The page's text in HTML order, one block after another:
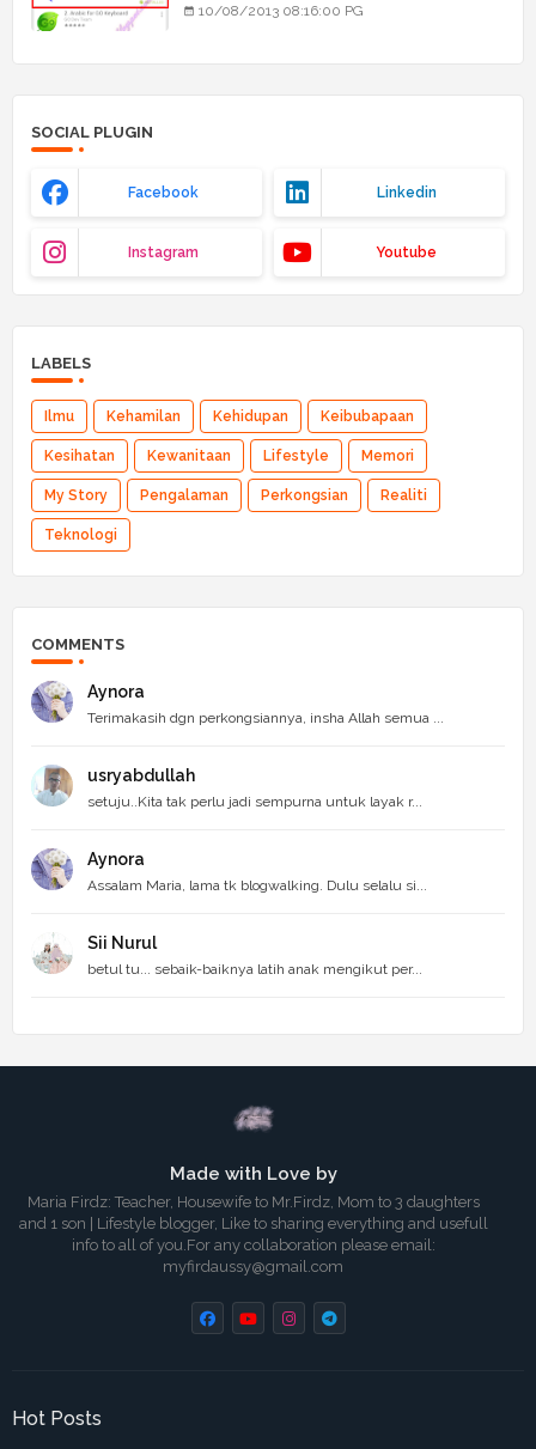
10/08/2013 08:16:00 PG
SOCIAL PLUGIN
Facebook Linkedin
Instagram Youtube
LABELS
Ilmu Kehamilan Kehidupan Keibubapaan
Kesihatan Kewanitaan Lifestyle Memori
My Story Pengalaman Perkongsian Realiti
Teknologi
COMMENTS
Aynora
Terimakasih dgn perkongsiannya, insha Allah semua ...
usryabdullah
setuju..Kita tak perlu jadi sempurna untuk layak r...
Aynora
Assalam Maria, lama tk blogwalking. Dulu selalu si...
Sii Nurul
betul tu... sebaik-baiknya latih anak mengikut per...
Made with Love by
Maria Firdz: Teacher, Housewife to Mr.Firdz, Mom to 3 daughters
and 1 son | Lifestyle blogger, Like to sharing everything and usefull
info to all of you.For any collaboration please email:
myfirdaussy@gmail.com
Hot Posts